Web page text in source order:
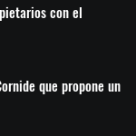
con el
que propone un